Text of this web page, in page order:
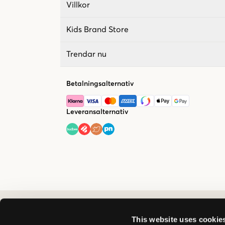
This website uses
Villkor
Kids Brand Store
Trendar nu
Betalningsalternativ
Leveransalternativ